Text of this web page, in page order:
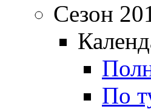
Сезон
По